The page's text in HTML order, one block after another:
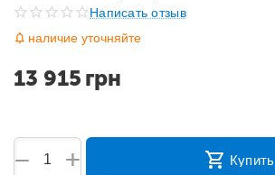
Написать отзыв
наличие уточняйте
13 915 грн
+
− Купить